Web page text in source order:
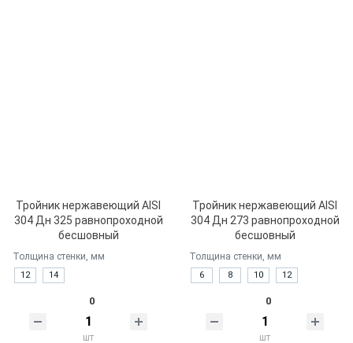
Тройник нержавеющий AISI
304 Дн 325 равнопроходной
бесшовный
Толщина стенки, мм
12 14
0
шт
Тройник нержавеющий AISI
304 Дн 273 равнопроходной
бесшовный
Толщина стенки, мм
6 8 10 12
0
шт